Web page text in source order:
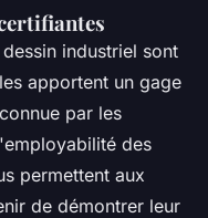
industriel sont
apportent un gage
par les
des
permettent aux
de démontrer leur